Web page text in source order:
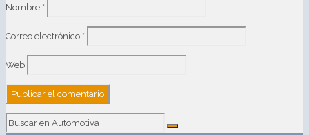
Nombre *
Correo electrónico *
Web